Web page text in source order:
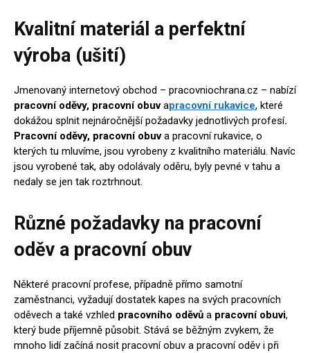
Kvalitní materiál a perfektní
výroba (ušití)
Jmenovaný internetový obchod – pracovniochrana.cz – nabízí
pracovní oděvy, pracovní obuvapracovní rukavice, které
dokážou splnit nejnáročnější požadavky jednotlivých profesí.
Pracovní oděvy, pracovní obuva pracovní rukavice, o
kterých tu mluvíme, jsou vyrobeny z kvalitního materiálu. Navíc
jsou vyrobené tak, aby odolávaly oděru, byly pevné v tahu a
nedaly se jen tak roztrhnout.
Různé požadavky na pracovní
oděv a pracovní obuv
Některé pracovní profese, případně přímo samotní
zaměstnanci, vyžadují dostatek kapes na svých pracovních
oděvech a také vzhled pracovního oděvů a pracovní obuvi,
který bude příjemně působit. Stává se běžným zvykem, že
mnoho lidí začíná nosit pracovní obuv a pracovní oděv i při